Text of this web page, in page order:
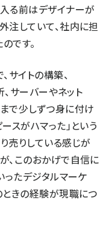
る前はデザイナーが
注していて、社内に担
です。
サイトの構築、
サーバーやネット
で少しずつ身に付け
スがハマった」という
売りしている感じが
、このおかげで自信に
ったデジタルマーケ
ときの経験が現職につ